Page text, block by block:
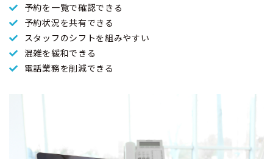
予約を一覧で確認できる
予約状況を共有できる
スタッフのシフトを組みやすい
混雑を緩和できる
電話業務を削減できる